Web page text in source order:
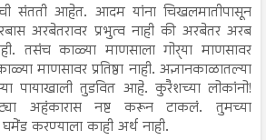
संतती आहेत. आदम यांना चिखलमातीपासून
अरबेतरावर प्रभुत्व नाही की अरबेतर अरब
तसंच काळ्या माणसाला गोर्‍या माणसावर
माणसावर प्रतिष्ठा नाही. अज्ञानकाळातल्या
पायाखाली तुडवित आहे. कुरैशच्या लोकांनो!
अहंकारास नष्ट करून टाकलं. तुमच्या
घमेंड करण्याला काही अर्थ नाही.